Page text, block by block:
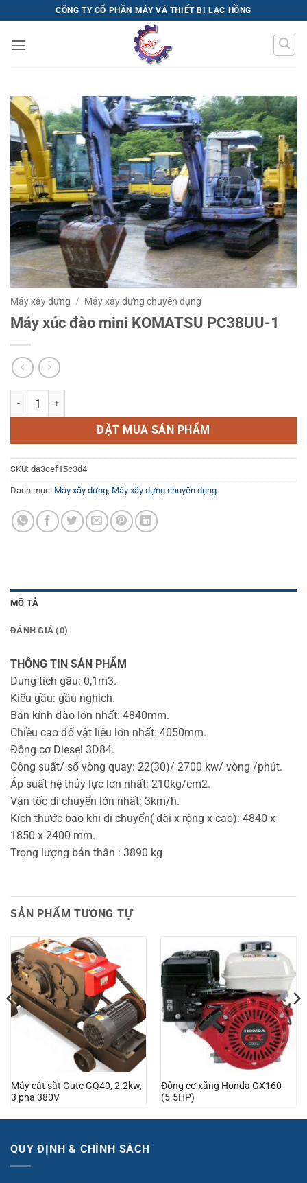
qua
nội
CÔNG TY CỔ PHẦN MÁY VÀ THIẾT BỊ LẠC HỒNG
Máy xây dựng / Máy xây dựng chuyên dụng
Máy xúc đào mini KOMATSU PC38UU-1
Máy xúc đào mini KOMATSU PC38UU-1 số lượng
ĐẶT MUA SẢN PHẨM
SKU: da3cef15c3d4
Danh mục: Máy xây dựng, Máy xây dựng chuyên dụng
MÔ TẢ
ĐÁNH GIÁ (0)
THÔNG TIN SẢN PHẨM
Dung tích gầu: 0,1m3.
Kiểu gầu: gầu nghịch.
Bán kính đào lớn nhất: 4840mm.
Chiều cao đổ vật liệu lớn nhất: 4050mm.
Động cơ Diesel 3D84.
Công suất/ số vòng quay: 22(30)/ 2700 kw/ vòng /phút.
Áp suất hệ thủy lực lớn nhất: 210kg/cm2.
Vận tốc di chuyển lớn nhất: 3km/h.
Kích thước bao khi di chuyển( dài x rộng x cao): 4840 x
1850 x 2400 mm.
Trọng lượng bản thân : 3890 kg
SẢN PHẨM TƯƠNG TỰ
Máy cắt sắt Gute GQ40, 2.2kw,
3 pha 380V
Động cơ xăng Honda GX160
(5.5HP)
QUY ĐỊNH & CHÍNH SÁCH